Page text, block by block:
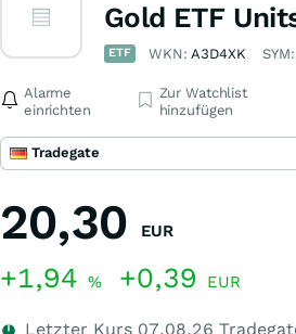
Gold ETF
ETF WKN:A3D4XK SYM:
Alarme
einrichten
Zur Watchlist
hinzufügen
Tradegate
20,30 EUR
+1,94 % +0,39 EUR
Letzter Kurs 07.08.26